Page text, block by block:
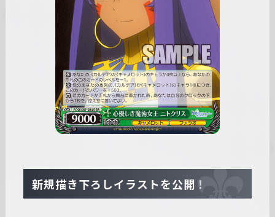
新規描き下ろしイラストを公開！